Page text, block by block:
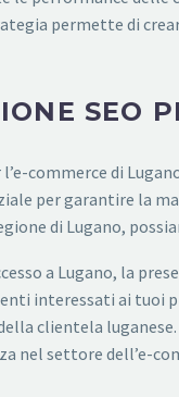
permette di
SEO
l’e-commerce di
per garantire la
di Lugano,
a Lugano, la
interessati ai tuoi
clientela
nel settore dell’e-